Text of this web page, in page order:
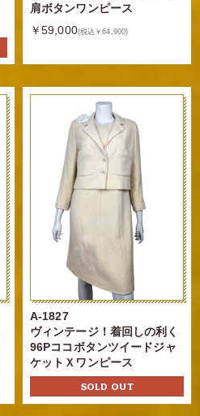
肩ボタンワンピース
￥59,000(税込￥64,900)
A-1827
ヴィンテージ！着回しの利く
96Pココボタンツイードジャ
ケットＸワンピース
SOLD OUT